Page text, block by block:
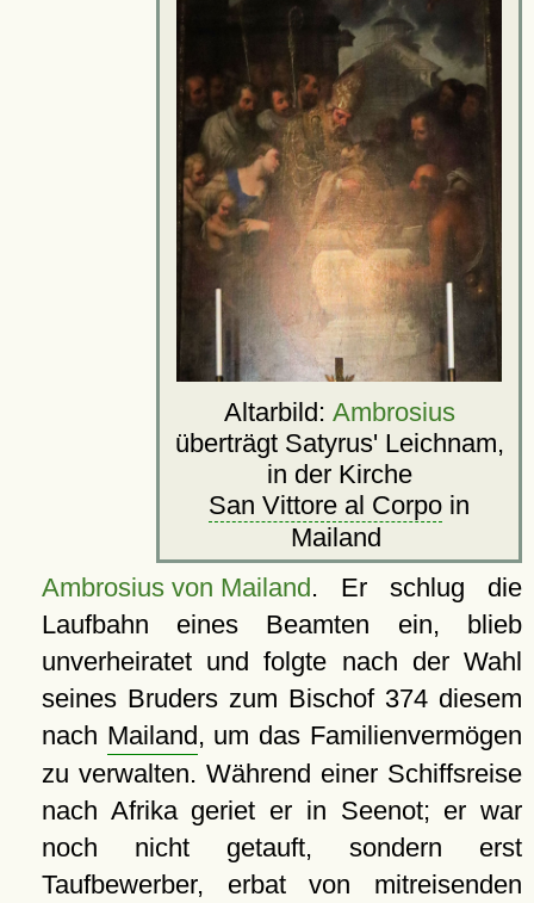
Altarbild: Ambrosius
überträgt Satyrus' Leichnam,
in der Kirche
San Vittore al Corpo in
Mailand
Ambrosius von Mailand. Er schlug die
Laufbahn eines Beamten ein, blieb
unverheiratet und folgte nach der Wahl
seines Bruders zum Bischof 374 diesem
nach Mailand, um das Familienvermögen
zu verwalten. Während einer Schiffsreise
nach Afrika geriet er in Seenot; er war
noch nicht getauft, sondern erst
Taufbewerber, erbat von mitreisenden